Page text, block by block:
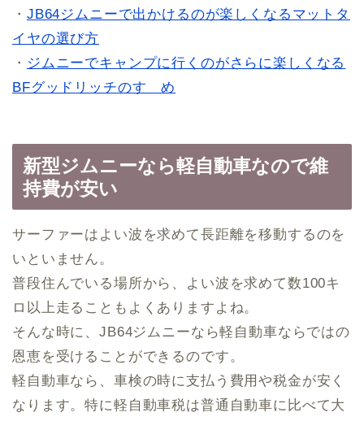
・ JB64ジムニーで出かけるのが楽しくなるマットタ
イヤの選び方
・ ジムニーでキャンプに行くのがさらに楽しくなる
BFグッドリッチのすゝめ
新型ジムニーなら軽自動車なので維
持費が安い
サーファーはよい波を求めて長距離を移動するのを
いといません。
普段住んでいる場所から、よい波を求めて数100キ
ロ以上走ることもよくありますよね。
そんな時に、JB64ジムニーなら軽自動車ならではの
恩恵を受けることができるのです。
軽自動車なら、車検の時に支払う費用や税金が安く
なります。特に軽自動車税は普通自動車に比べて大